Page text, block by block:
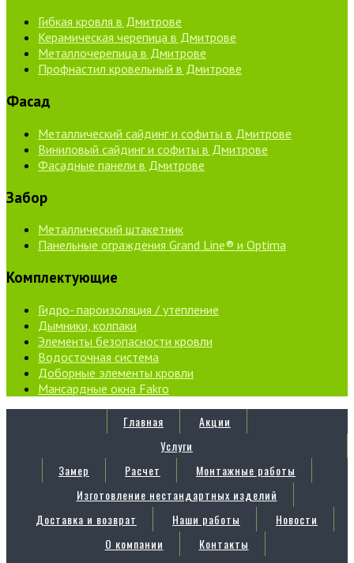
Гибкая кровля в Дмитрове
Керамическая черепица в Дмитрове
Металлочерепица в Дмитрове
Профнастил кровельный в Дмитрове
Фасад
Металлический сайдинг и софиты в Дмитрове
Виниловый сайдинг и софиты в Дмитрове
Фасадные панели в Дмитрове
Забор
Металлический штакетник
Панельные ограждения Grand Line® и Optima
Комплектующие
Гидро- пароизоляция / утепление
Дымники, колпаки
Элементы безопасности кровли
Водосточная система
Доборные элементы кровли
Мансардные окна Fakro
Главная
Акции
Услуги
Замер
Расчет
Монтажные работы
Изготовление нестандартных изделий
Доставка и возврат
Наши работы
Новости
О компании
Контакты